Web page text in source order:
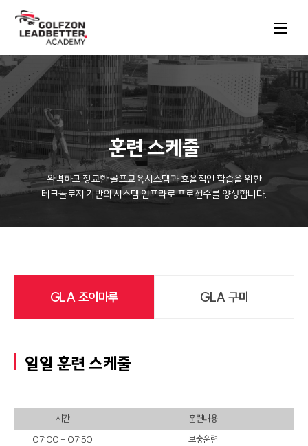
훈련 스케줄
완벽하고 정교한 골프교육시스템과 효율적인 학습을 위한
테크놀로지 기반의 시스템 인프라로 프로선수를 양성합니다.
GLA 조이마루 GLA 구미
일일 훈련 스케줄
시간
훈련내용
07:00 - 07:50
보충훈련